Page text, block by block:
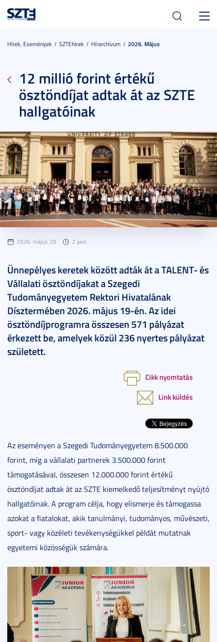
Hírek, Események SZTEhírek Hírarchívum 2026. Május
12 millió forint értékű
ösztöndíjat adtak át az SZTE
hallgatóinak
2026. május 29. 2 perc
Ünnepélyes keretek között adták át a TALENT- és
Vállalati ösztöndíjakat a Szegedi
Tudományegyetem Rektori Hivatalának
Dísztermében 2026. május 19-én. Az idei
ösztöndíjprogramra összesen 571 pályázat
érkezett be, amelyek közül 236 nyertes pályázat
született.
Cikk nyomtatás
Link küldés
Az eseményen a Szegedi Tudományegyetem 8.500.000
forint, míg a vállalati partnerek 3.500.000 forint
támogatásával, összesen 12.000.000 forint értékű
ösztöndíjat adtak át az SZTE kiemelkedő teljesítményt nyújtó
hallgatóinak. A program célja, hogy elismerje és támogassa
azokat a fiatalokat, akik tanulmányi, tudományos, művészeti,
sport- vagy közéleti tevékenységükkel példát mutatnak
egyetemi közösségük számára.